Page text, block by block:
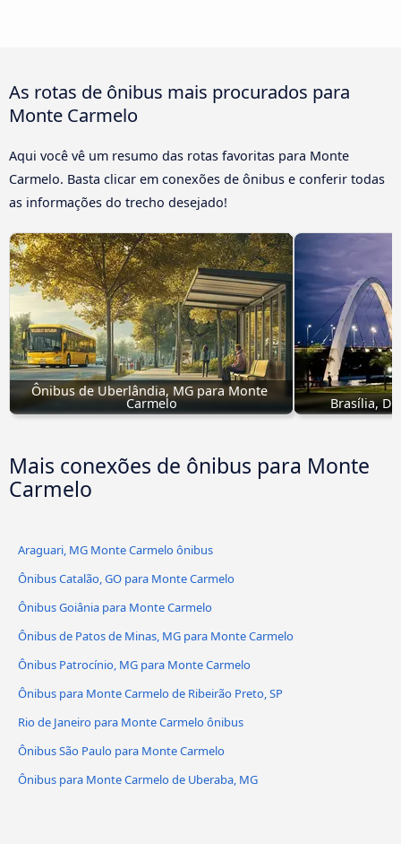
As rotas de ônibus mais procurados para
Monte Carmelo
Aqui você vê um resumo das rotas favoritas para Monte
Carmelo. Basta clicar em conexões de ônibus e conferir todas
as informações do trecho desejado!
Ônibus de Uberlândia, MG para Monte
Carmelo Brasília,
Mais conexões de ônibus para Monte
Carmelo
Araguari, MG Monte Carmelo ônibus
Ônibus Catalão, GO para Monte Carmelo
Ônibus Goiânia para Monte Carmelo
Ônibus de Patos de Minas, MG para Monte Carmelo
Ônibus Patrocínio, MG para Monte Carmelo
Ônibus para Monte Carmelo de Ribeirão Preto, SP
Rio de Janeiro para Monte Carmelo ônibus
Ônibus São Paulo para Monte Carmelo
Ônibus para Monte Carmelo de Uberaba, MG